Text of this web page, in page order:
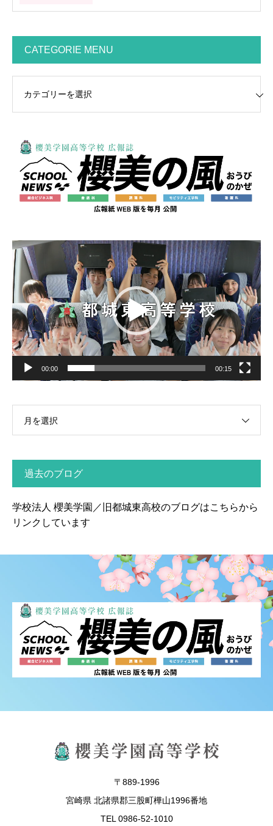
CATEGORIE MENU
動
画
プ
レ
ー
ヤ
ー
00:00 00:15
月を選択
過去のブログ
学校法人 櫻美学園／旧都城東高校のブログはこちらから
リンクしています
〒889-1996
宮崎県 北諸県郡三股町樺山1996番地
TEL 0986-52-1010